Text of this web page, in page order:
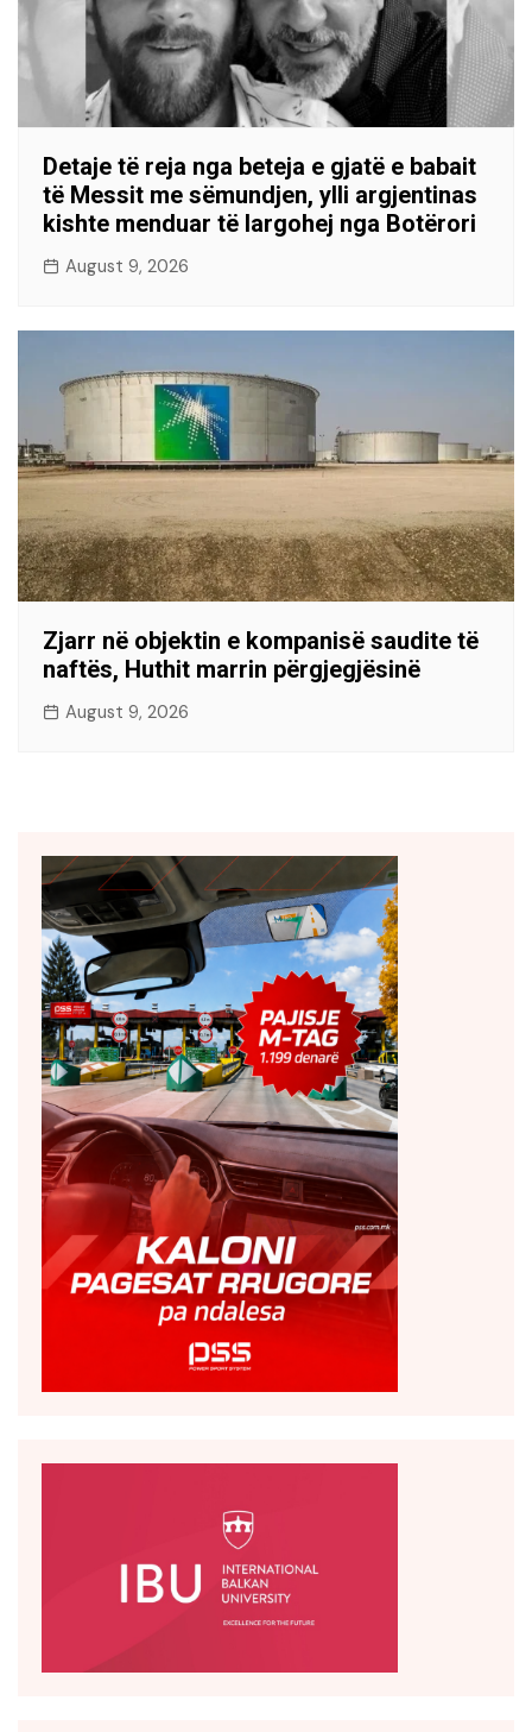
Detaje të reja nga beteja e gjatë e babait
të Messit me sëmundjen, ylli argjentinas
kishte menduar të largohej nga Botërori
August 9, 2026
Zjarr në objektin e kompanisë saudite të
naftës, Huthit marrin përgjegjësinë
August 9, 2026